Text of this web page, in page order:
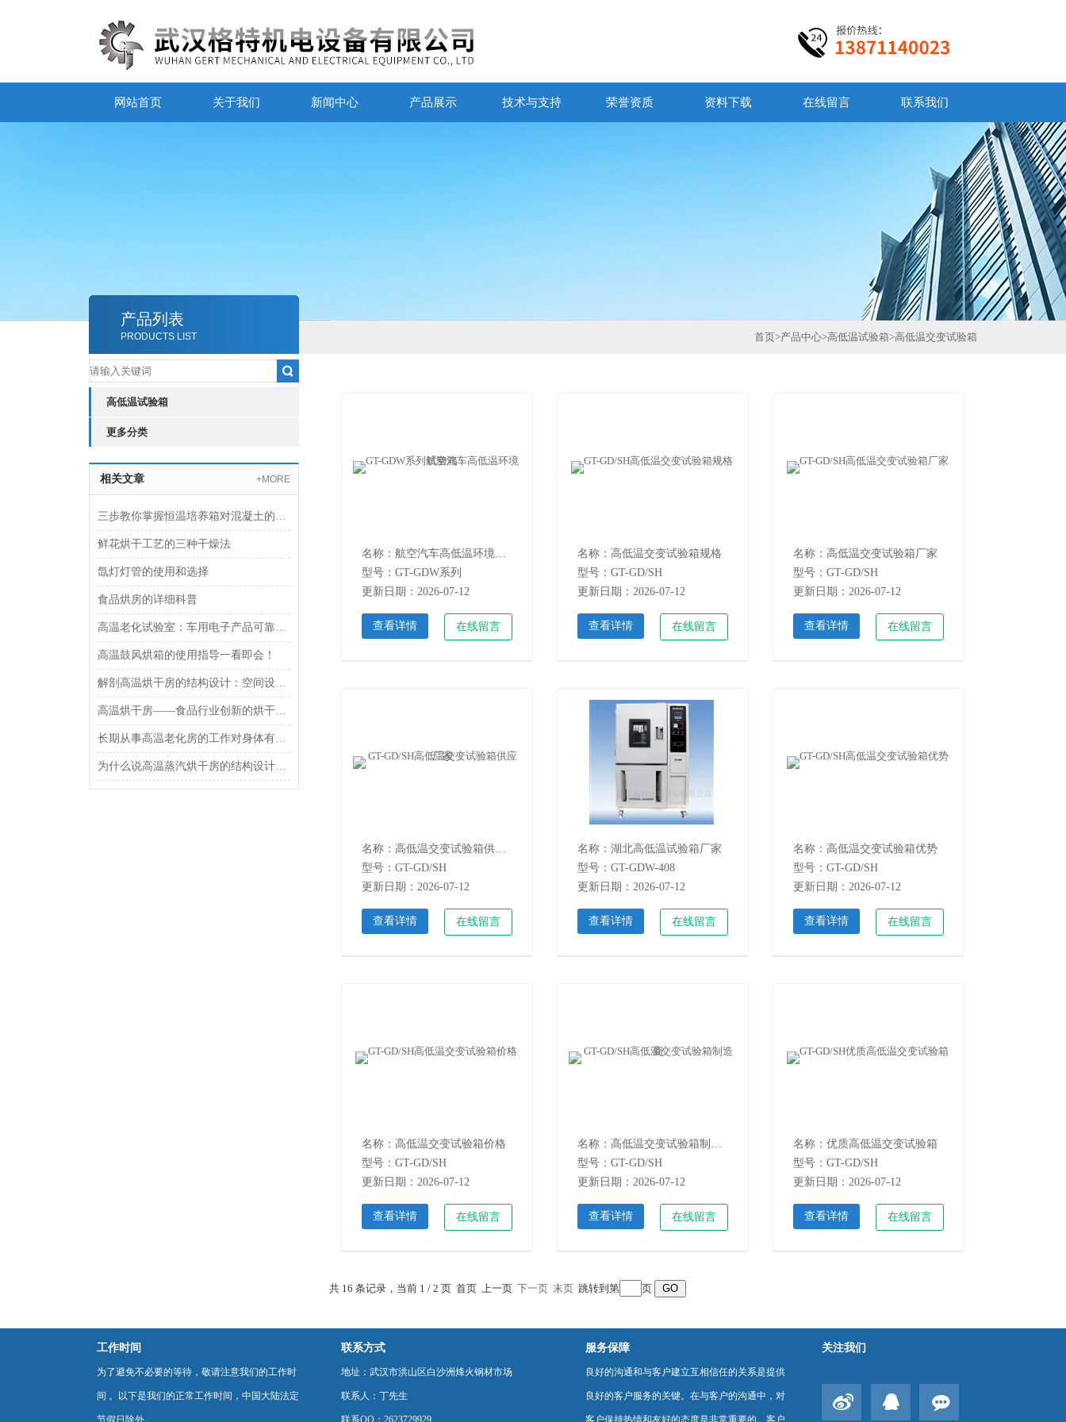
网站首页 关于我们 新闻中心 产品展示 技术与支持 荣誉资质 资料下载 在线留言 联系我们
产品列表
PRODUCTS LIST
高低温试验箱
更多分类
相关文章 +MORE
三步教你掌握恒温培养箱对混凝土的养护
鲜花烘干工艺的三种干燥法
氙灯灯管的使用和选择
食品烘房的详细科普
高温老化试验室：车用电子产品可靠性验证的“炼金炉”
高温鼓风烘箱的使用指导一看即会！
解剖高温烘干房的结构设计：空间设计与密闭性能
高温烘干房——食品行业创新的烘干解决方案
长期从事高温老化房的工作对身体有害吗？
为什么说高温蒸汽烘干房的结构设计很重要
首页>产品中心>高低温试验箱>高低温交变试验箱
名称：航空汽车高低温环境试验箱
型号：GT-GDW系列
更新日期：2026-07-12
查看详情 在线留言
名称：高低温交变试验箱规格
型号：GT-GD/SH
更新日期：2026-07-12
查看详情 在线留言
名称：高低温交变试验箱厂家
型号：GT-GD/SH
更新日期：2026-07-12
查看详情 在线留言
名称：高低温交变试验箱供应厂家
型号：GT-GD/SH
更新日期：2026-07-12
查看详情 在线留言
名称：湖北高低温试验箱厂家
型号：GT-GDW-408
更新日期：2026-07-12
查看详情 在线留言
名称：高低温交变试验箱优势
型号：GT-GD/SH
更新日期：2026-07-12
查看详情 在线留言
名称：高低温交变试验箱价格
型号：GT-GD/SH
更新日期：2026-07-12
查看详情 在线留言
名称：高低温交变试验箱制造商
型号：GT-GD/SH
更新日期：2026-07-12
查看详情 在线留言
名称：优质高低温交变试验箱
型号：GT-GD/SH
更新日期：2026-07-12
查看详情 在线留言
共 16 条记录，当前 1 / 2 页 首页 上一页 下一页 末页 跳转到第 页
工作时间
为了避免不必要的等待，敬请注意我们的工作时
间 。以下是我们的正常工作时间，中国大陆法定
节假日除外。
联系方式
地址：武汉市洪山区白沙洲烽火钢材市场
联系人：丁先生
联系QQ：2623729929
服务保障
良好的沟通和与客户建立互相信任的关系是提供
良好的客户服务的关键。在与客户的沟通中，对
客户保持热情和友好的态度是非常重要的。客户
关注我们